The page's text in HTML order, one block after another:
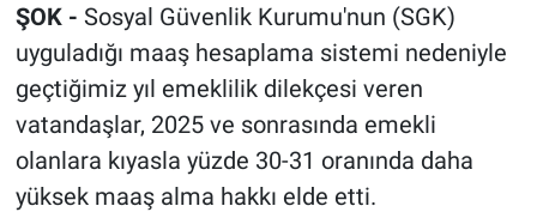
ŞOK - Sosyal Güvenlik Kurumu'nun (SGK)
uyguladığı maaş hesaplama sistemi nedeniyle
geçtiğimiz yıl emeklilik dilekçesi veren
vatandaşlar, 2025 ve sonrasında emekli
olanlara kıyasla yüzde 30-31 oranında daha
yüksek maaş alma hakkı elde etti.